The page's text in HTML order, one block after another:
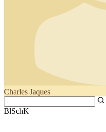
Charles Jaques
BlSchK